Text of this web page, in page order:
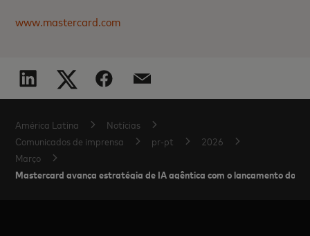
www.mastercard.com
América Latina
Notícias
Comunicados de imprensa
pr-pt
2026
Março
Mastercard avança estratégia de IA agêntica com o lançamento do